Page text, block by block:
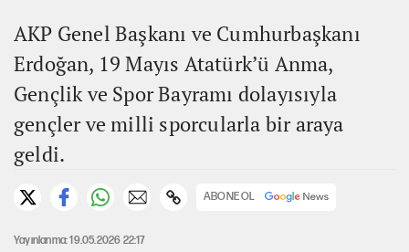
AKP Genel Başkanı ve Cumhurbaşkanı
Erdoğan, 19 Mayıs Atatürk’ü Anma,
Gençlik ve Spor Bayramı dolayısıyla
gençler ve milli sporcularla bir araya
geldi.
ABONE OL
Yayınlanma: 19.05.2026 22:17